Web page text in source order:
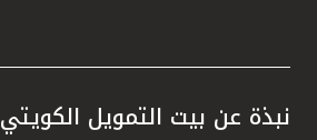
نبذة عن بيت التمويل الكويتي